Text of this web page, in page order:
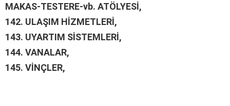
MAKAS-TESTERE-vb. ATÖLYESİ,
142. ULAŞIM HİZMETLERİ,
143. UYARTIM SİSTEMLERİ,
144. VANALAR,
145. VİNÇLER,